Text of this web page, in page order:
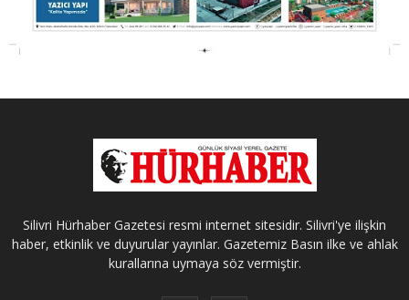
Silivri Hürhaber Gazetesi resmi internet sitesidir. Silivri'ye ilişkin
haber, etkinlik ve duyurular yayınlar. Gazetemiz Basın ilke ve ahlak
kurallarına uymaya söz vermiştir.